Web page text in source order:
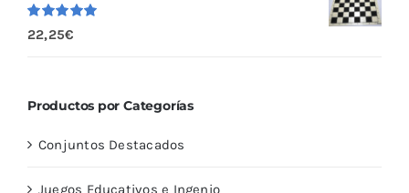
Valorado
con
5.00
22,25€
Productos por Categorías
Conjuntos Destacados
Juegos Educativos e Ingenio